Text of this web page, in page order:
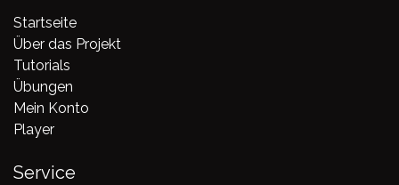
Startseite
Über das Projekt
Tutorials
Übungen
Mein Konto
Player
Service